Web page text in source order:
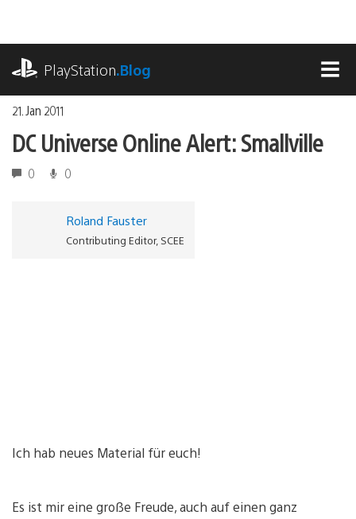
springen
PlayStation.Blog
21. Jan 2011
DC Universe Online Alert: Smallville
0 0
Roland Fauster
Contributing Editor, SCEE
Ich hab neues Material für euch!
Es ist mir eine große Freude, auch auf einen ganz